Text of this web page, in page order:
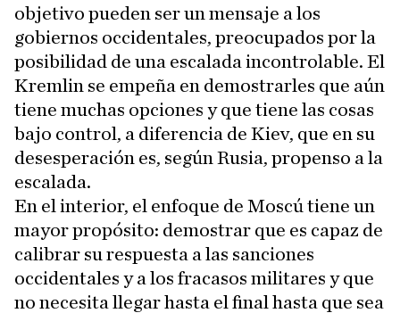
objetivo pueden ser un mensaje a los
gobiernos occidentales, preocupados por la
posibilidad de una escalada incontrolable. El
Kremlin se empeña en demostrarles que aún
tiene muchas opciones y que tiene las cosas
bajo control, a diferencia de Kiev, que en su
desesperación es, según Rusia, propenso a la
escalada.
En el interior, el enfoque de Moscú tiene un
mayor propósito: demostrar que es capaz de
calibrar su respuesta a las sanciones
occidentales y a los fracasos militares y que
no necesita llegar hasta el final hasta que sea